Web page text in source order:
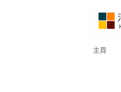
主頁